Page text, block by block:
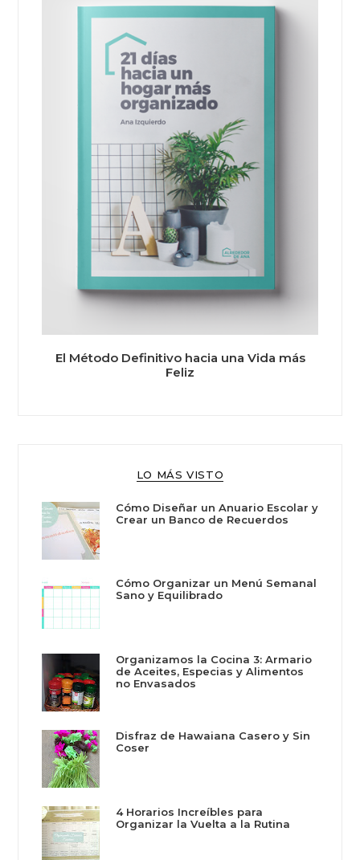
El Método Definitivo hacia una Vida más
Feliz
LO MÁS VISTO
Cómo Diseñar un Anuario Escolar y
Crear un Banco de Recuerdos
Cómo Organizar un Menú Semanal
Sano y Equilibrado
Organizamos la Cocina 3: Armario
de Aceites, Especias y Alimentos
no Envasados
Disfraz de Hawaiana Casero y Sin
Coser
4 Horarios Increíbles para
Organizar la Vuelta a la Rutina